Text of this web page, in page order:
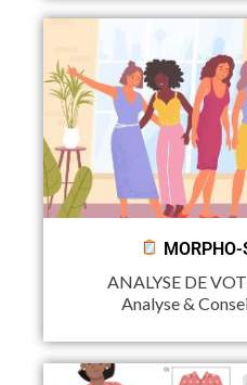
ANALYSE DE
Analyse &